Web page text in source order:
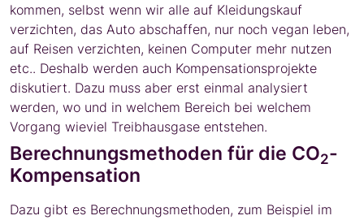
kommen, selbst wenn wir alle auf Kleidungskauf
verzichten, das Auto abschaffen, nur noch vegan leben,
auf Reisen verzichten, keinen Computer mehr nutzen
etc.. Deshalb werden auch Kompensationsprojekte
diskutiert. Dazu muss aber erst einmal analysiert
werden, wo und in welchem Bereich bei welchem
Vorgang wieviel Treibhausgase entstehen.
Berechnungsmethoden für die CO2-
Kompensation
Dazu gibt es Berechnungsmethoden, zum Beispiel im